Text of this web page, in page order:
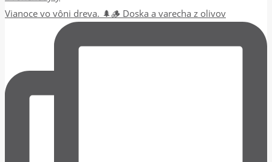
Vianoce vo vôni dreva. 🌲🪵 Doska a varecha z olivov